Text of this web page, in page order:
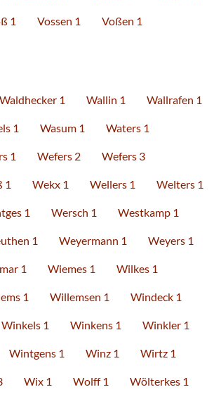
1 Vossen 1 Voßen 1
Waldhecker 1 Wallin 1 Wallrafen 1
1 Wasum 1 Waters 1
1 Wefers 2 Wefers 3
1 Wekx 1 Wellers 1 Welters 1
1 Wersch 1 Westkamp 1
1 Weyermann 1 Weyers 1
1 Wiemes 1 Wilkes 1
1 Willemsen 1 Windeck 1
Winkels 1 Winkens 1 Winkler 1
Wintgens 1 Winz 1 Wirtz 1
Wix 1 Wolff 1 Wölterkes 1